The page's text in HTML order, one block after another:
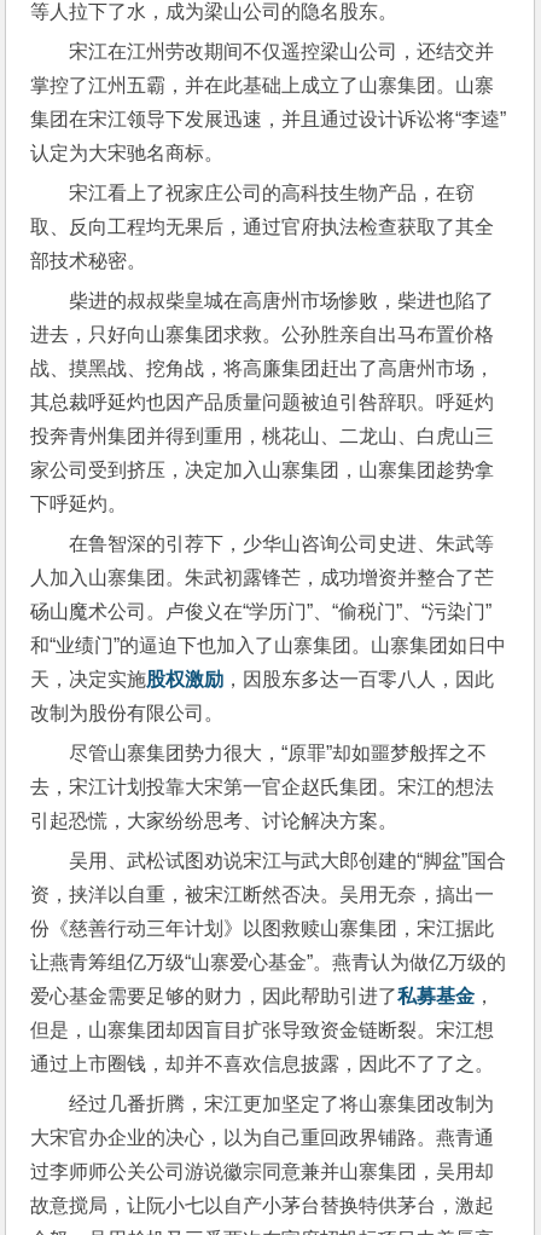
等人拉下了水，成为梁山公司的隐名股东。
宋江在江州劳改期间不仅遥控梁山公司，还结交并
掌控了江州五霸，并在此基础上成立了山寨集团。山寨
集团在宋江领导下发展迅速，并且通过设计诉讼将“李逵”
认定为大宋驰名商标。
宋江看上了祝家庄公司的高科技生物产品，在窃
取、反向工程均无果后，通过官府执法检查获取了其全
部技术秘密。
柴进的叔叔柴皇城在高唐州市场惨败，柴进也陷了
进去，只好向山寨集团求救。公孙胜亲自出马布置价格
战、摸黑战、挖角战，将高廉集团赶出了高唐州市场，
其总裁呼延灼也因产品质量问题被迫引咎辞职。呼延灼
投奔青州集团并得到重用，桃花山、二龙山、白虎山三
家公司受到挤压，决定加入山寨集团，山寨集团趁势拿
下呼延灼。
在鲁智深的引荐下，少华山咨询公司史进、朱武等
人加入山寨集团。朱武初露锋芒，成功增资并整合了芒
砀山魔术公司。卢俊义在“学历门”、“偷税门”、“污染门”
和“业绩门”的逼迫下也加入了山寨集团。山寨集团如日中
天，决定实施股权激励 ，因股东多达一百零八人，因此
改制为股份有限公司。
尽管山寨集团势力很大，“原罪”却如噩梦般挥之不
去，宋江计划投靠大宋第一官企赵氏集团。宋江的想法
引起恐慌，大家纷纷思考、讨论解决方案。
吴用、武松试图劝说宋江与武大郎创建的“脚盆”国合
资，挟洋以自重，被宋江断然否决。吴用无奈，搞出一
份《慈善行动三年计划》以图救赎山寨集团，宋江据此
让燕青筹组亿万级“山寨爱心基金”。燕青认为做亿万级的
爱心基金需要足够的财力，因此帮助引进了私募基金 ，
但是，山寨集团却因盲目扩张导致资金链断裂。宋江想
通过上市圈钱，却并不喜欢信息披露，因此不了了之。
经过几番折腾，宋江更加坚定了将山寨集团改制为
大宋官办企业的决心，以为自己重回政界铺路。燕青通
过李师师公关公司游说徽宗同意兼并山寨集团，吴用却
故意搅局，让阮小七以自产小茅台替换特供茅台，激起